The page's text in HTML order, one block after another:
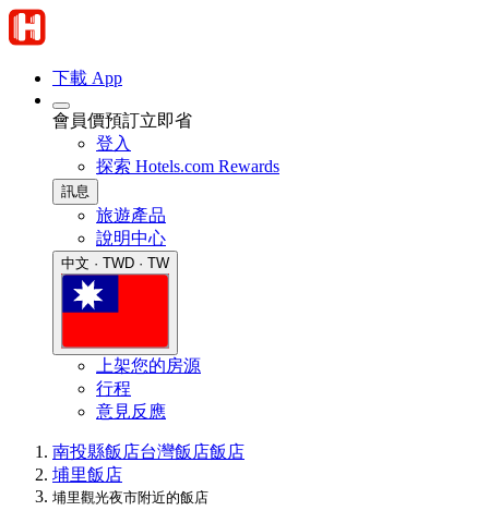
下載 App
會員價預訂立即省
登入
探索 Hotels.com Rewards
訊息
旅遊產品
說明中心
中文 · TWD · TW
上架您的房源
行程
意見反應
南投縣飯店台灣飯店飯店
埔里飯店
埔里觀光夜市附近的飯店